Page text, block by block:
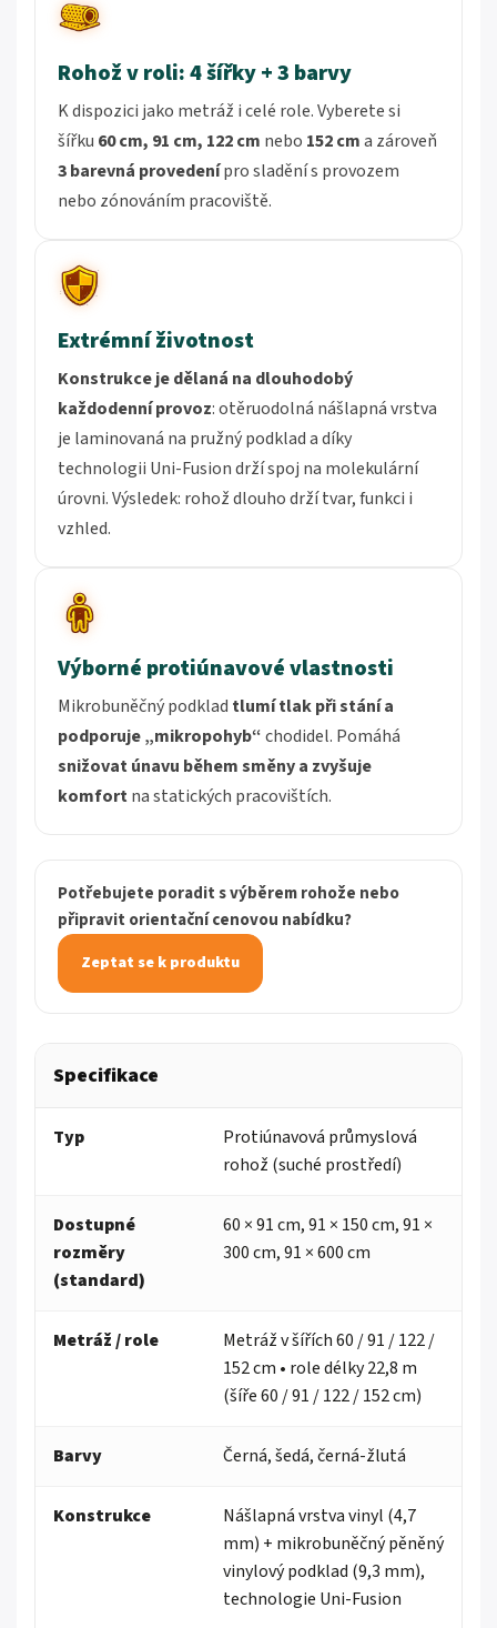
Rohož v roli: 4 šířky + 3 barvy
K dispozici jako metráž i celé role. Vyberete si
šířku 60 cm, 91 cm, 122 cm nebo 152 cma zároveň
3 barevná provedenípro sladění s provozem
nebo zónováním pracoviště.
Extrémní životnost
Konstrukce je dělaná na dlouhodobý
každodenní provoz: otěruodolná nášlapná vrstva
je laminovaná na pružný podklad a díky
technologii Uni-Fusion drží spoj na molekulární
úrovni. Výsledek: rohož dlouho drží tvar, funkci i
vzhled.
Výborné protiúnavové vlastnosti
Mikrobuněčný podklad tlumí tlak při stání a
podporuje „mikropohyb“chodidel. Pomáhá
snižovat únavu během směny a zvyšuje
komfortna statických pracovištích.
Potřebujete poradit s výběrem rohože nebo
připravit orientační cenovou nabídku?
Zeptat se k produktu
Specifikace
Typ
Protiúnavová průmyslová
rohož (suché prostředí)
Dostupné
rozměry
(standard)
60 × 91 cm, 91 × 150 cm, 91 ×
300 cm, 91 × 600 cm
Metráž / role
Metráž v šířích 60 / 91 / 122 /
152 cm • role délky 22,8 m
(šíře 60 / 91 / 122 / 152 cm)
Barvy Černá, šedá, černá-žlutá
Konstrukce
Nášlapná vrstva vinyl (4,7
mm) + mikrobuněčný pěněný
vinylový podklad (9,3 mm),
technologie Uni-Fusion